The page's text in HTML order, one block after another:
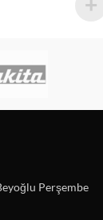
Perşembe